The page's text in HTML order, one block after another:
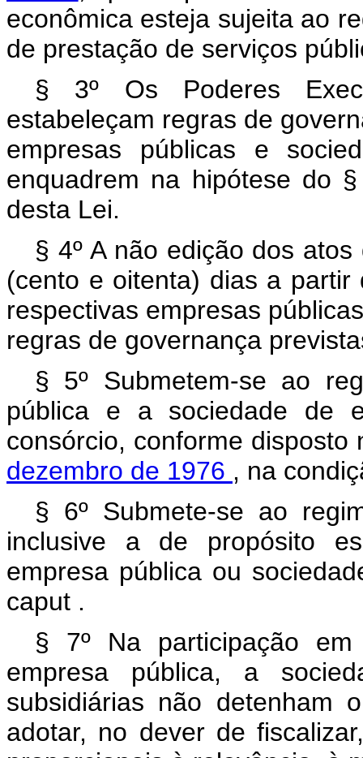
econômica esteja sujeita ao
de prestação de serviços
§ 3º Os Poderes
estabeleçam regras de
empresas públicas e
enquadrem na hipótese do
desta Lei.
§ 4º A não edição dos
(cento e oitenta) dias a
respectivas empresas
regras de governança
§ 5º Submetem-se ao
pública e a sociedade de
consórcio, conforme disposto
dezembro de 1976 , na
§ 6º Submete-se ao
inclusive a de propósito
empresa pública ou
caput .
§ 7º Na participação
empresa pública, a
subsidiárias não detenham
adotar, no dever de